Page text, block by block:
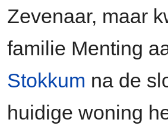
Zevenaar, maar
familie Menting
Stokkum na de
huidige woning